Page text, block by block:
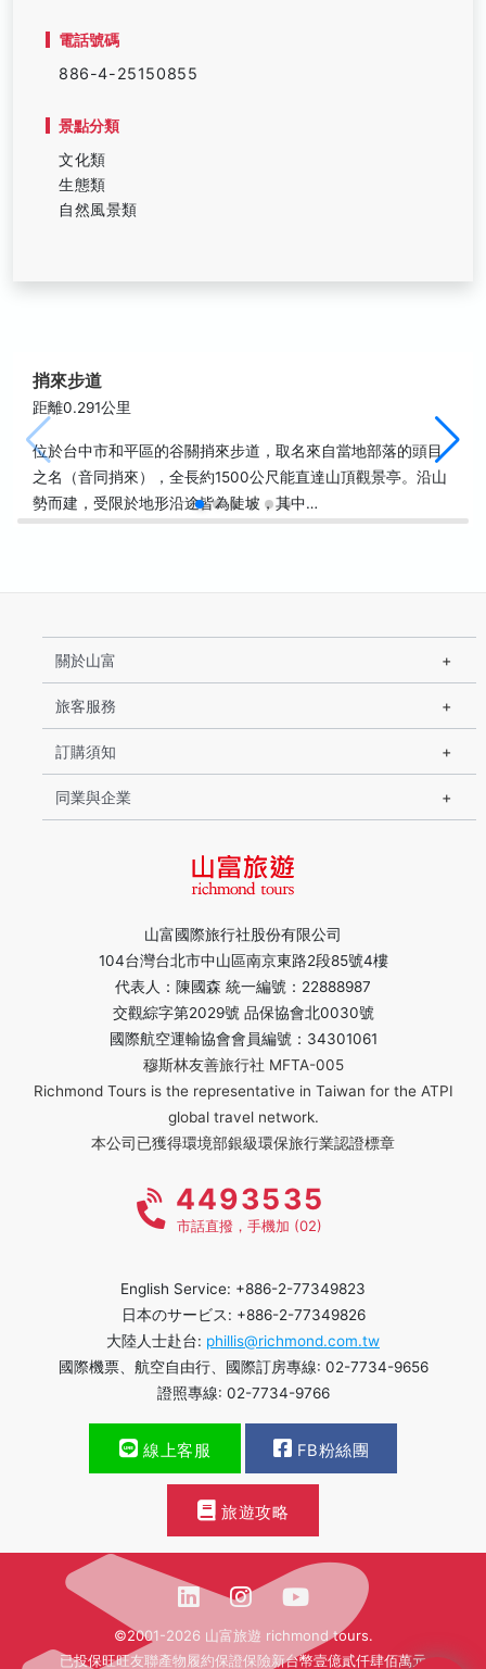
電話號碼
886-4-25150855
景點分類
文化類
生態類
自然風景類
捎來步道
距離0.291公里
位於台中市和平區的谷關捎來步道，取名來自當地部落的頭目
之名（音同捎來），全長約1500公尺能直達山頂觀景亭。沿山
勢而建，受限於地形沿途皆為陡坡，其中…
山富國際旅行社股份有限公司
104台灣台北市中山區南京東路2段85號4樓
代表人：陳國森 統一編號：22888987
交觀綜字第2029號 品保協會北0030號
國際航空運輸協會會員編號：34301061
穆斯林友善旅行社 MFTA-005
Richmond Tours is the representative in Taiwan for the ATPI
global travel network.
本公司已獲得環境部銀級環保旅行業認證標章
關於山富
旅客服務
訂購須知
同業與企業
4493535
市話直撥，手機加 (02)
English Service: +886-2-77349823
日本のサービス: +886-2-77349826
大陸人士赴台: phillis@richmond.com.tw
國際機票、航空自由行、國際訂房專線: 02-7734-9656
證照專線: 02-7734-9766
線上客服 FB粉絲團
旅遊攻略
©2001-2026 山富旅遊 richmond tours.
已投保旺旺友聯產物履約保證保險新台幣壹億貳仟肆佰萬元